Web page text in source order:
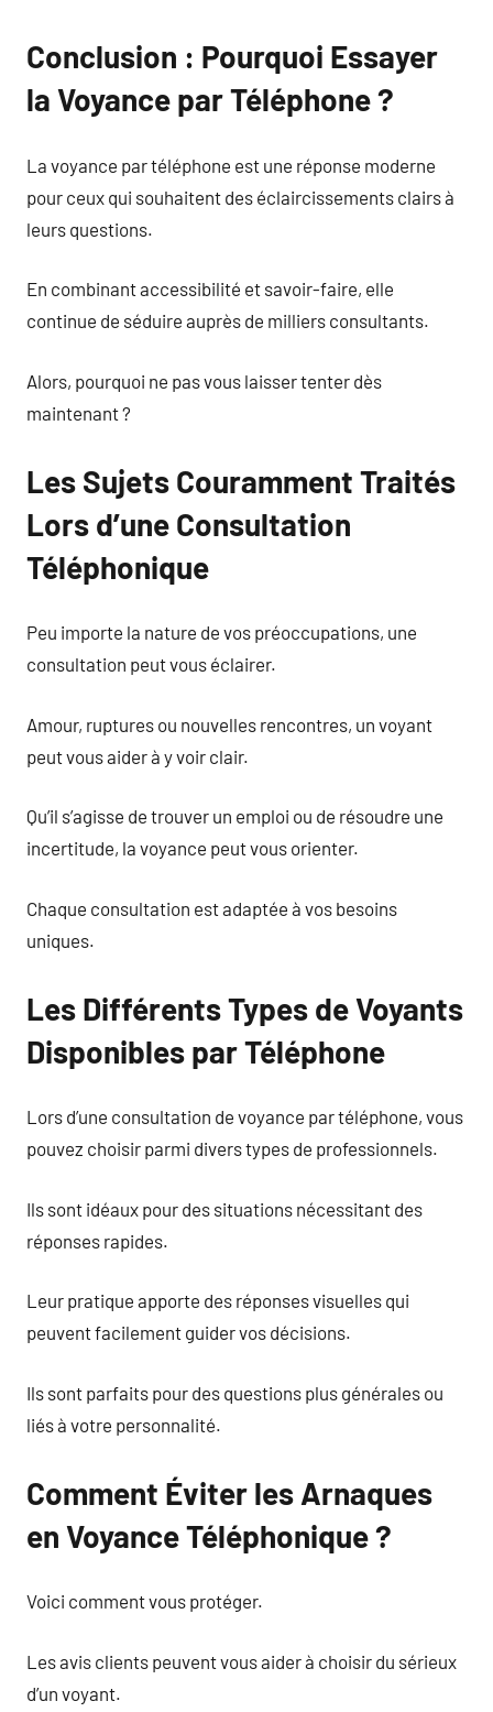
Conclusion : Pourquoi Essayer
la Voyance par Téléphone ?
La voyance par téléphone est une réponse moderne
pour ceux qui souhaitent des éclaircissements clairs à
leurs questions.
En combinant accessibilité et savoir-faire, elle
continue de séduire auprès de milliers consultants.
Alors, pourquoi ne pas vous laisser tenter dès
maintenant ?
Les Sujets Couramment Traités
Lors d’une Consultation
Téléphonique
Peu importe la nature de vos préoccupations, une
consultation peut vous éclairer.
Amour, ruptures ou nouvelles rencontres, un voyant
peut vous aider à y voir clair.
Qu’il s’agisse de trouver un emploi ou de résoudre une
incertitude, la voyance peut vous orienter.
Chaque consultation est adaptée à vos besoins
uniques.
Les Différents Types de Voyants
Disponibles par Téléphone
Lors d’une consultation de voyance par téléphone, vous
pouvez choisir parmi divers types de professionnels.
Ils sont idéaux pour des situations nécessitant des
réponses rapides.
Leur pratique apporte des réponses visuelles qui
peuvent facilement guider vos décisions.
Ils sont parfaits pour des questions plus générales ou
liés à votre personnalité.
Comment Éviter les Arnaques
en Voyance Téléphonique ?
Voici comment vous protéger.
Les avis clients peuvent vous aider à choisir du sérieux
d’un voyant.